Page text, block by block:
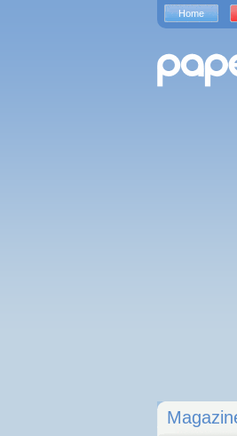
Home